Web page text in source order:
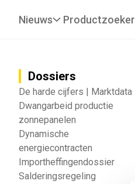
Nieuws Productzoeker
Dossiers
De harde cijfers | Marktdata
Dwangarbeid productie
zonnepanelen
Dynamische
energiecontracten
Importheffingendossier
Salderingsregeling